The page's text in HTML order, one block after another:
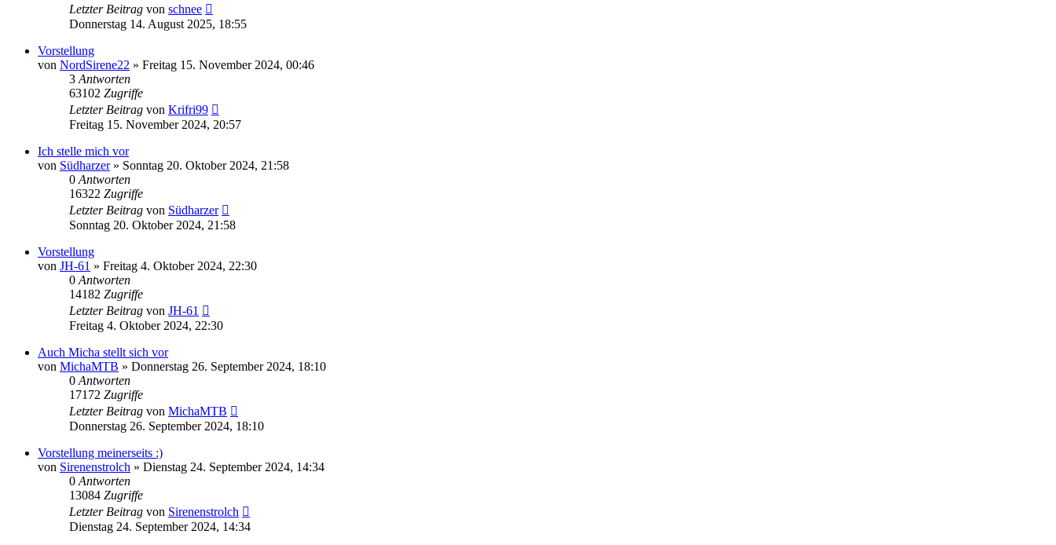
Letzter Beitrag von schnee
Donnerstag 14. August 2025, 18:55
Vorstellung
von NordSirene22 » Freitag 15. November 2024, 00:46
3 Antworten
63102 Zugriffe
Letzter Beitrag von Krifri99
Freitag 15. November 2024, 20:57
Ich stelle mich vor
von Südharzer» Sonntag 20. Oktober 2024, 21:58
0 Antworten
16322 Zugriffe
Letzter Beitrag von Südharzer
Sonntag 20. Oktober 2024, 21:58
Vorstellung
von JH-61 » Freitag 4. Oktober 2024, 22:30
0 Antworten
14182 Zugriffe
Letzter Beitrag von JH-61
Freitag 4. Oktober 2024, 22:30
Auch Micha stellt sich vor
von MichaMTB » Donnerstag 26. September 2024, 18:10
0 Antworten
17172 Zugriffe
Letzter Beitrag von MichaMTB
Donnerstag 26. September 2024, 18:10
Vorstellung meinerseits :)
von Sirenenstrolch » Dienstag 24. September 2024, 14:34
0 Antworten
13084 Zugriffe
Letzter Beitrag von Sirenenstrolch
Dienstag 24. September 2024, 14:34